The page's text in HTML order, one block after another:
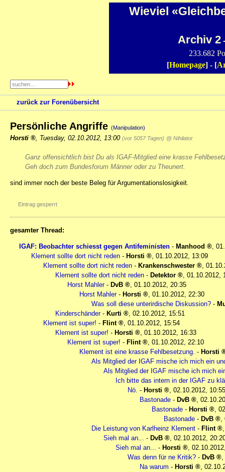
Wieviel
Archiv 2
233.682
[Homepage] - [
zurück zur Forenübersicht
Persönliche Angriffe (Manipulation)
Horsti Tuesday, 02.10.2012, 13:00 (vor 5057 Tagen) @ Nihilator
Ganz offensichtlich bist Du als IGAF-Mitglied eine krasse
Geh doch zum Bundesforum Männer oder zu Theunert.
sind immer noch der beste Beleg für Argumentationslosigkeit.
Eintrag gesperrt
gesamter Thread:
IGAF: Beobachter schiesst gegen Antifeministen - Manhood ,
Klement sollte dort nicht reden - Horsti , 01.10.2012, 13:09
Klement sollte dort nicht reden - Krankenschwester ,
Klement sollte dort nicht reden - Detektor , 01.10.2012,
Horst Mahler- DvB , 01.10.2012, 20:35
Horst Mahler- Horsti , 01.10.2012, 22:30
Was soll diese unterirdische Diskussion? -
Kinderschänder- Kurti , 02.10.2012, 15:51
Klement ist super! - Flint , 01.10.2012, 15:54
Klement ist super! - Horsti , 01.10.2012, 16:33
Klement ist super! - Flint , 01.10.2012, 22:10
Klement ist eine krasse Fehlbesetzung. - Horsti
Als Mitglied der IGAF mische ich mich ein
Als Mitglied der IGAF mische ich mich
Ich bitte das intern in der IGAF zu
Nö. - Horsti , 02.10.2012, 10:55
Bastonade - DvB ,
Bastonade - Horsti ,
Bastonade - DvB ,
Die Leistung von Karlheinz Klement - Flint
Sieh mal an... - DvB , 02.10.2012,
Sieh mal an... - Horsti ,
Was denn für ne Kritik? - DvB
,
Na warum - Horsti ,